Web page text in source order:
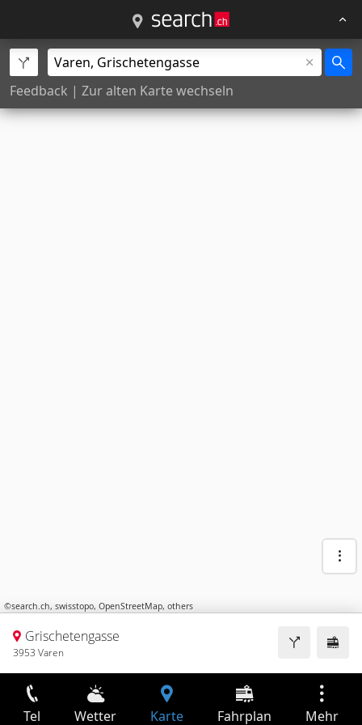
Feedback | Zur alten Karte wechseln
©search.ch, swisstopo, OpenStreetMap, others
Grischetengasse
3953 Varen
Tel Wetter Karte Fahrplan Mehr